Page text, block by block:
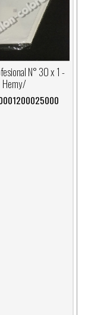
N° 30 x 1 -
Hemy/